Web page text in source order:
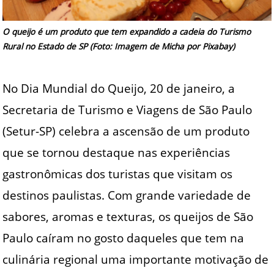
O queijo é um produto que tem expandido a cadeia do Turismo
Rural no Estado de SP (Foto: Imagem de Micha por Pixabay)
No Dia Mundial do Queijo, 20 de janeiro, a
Secretaria de Turismo e Viagens de São Paulo
(Setur-SP) celebra a ascensão de um produto
que se tornou destaque nas experiências
gastronômicas dos turistas que visitam os
destinos paulistas. Com grande variedade de
sabores, aromas e texturas, os queijos de São
Paulo caíram no gosto daqueles que tem na
culinária regional uma importante motivação de